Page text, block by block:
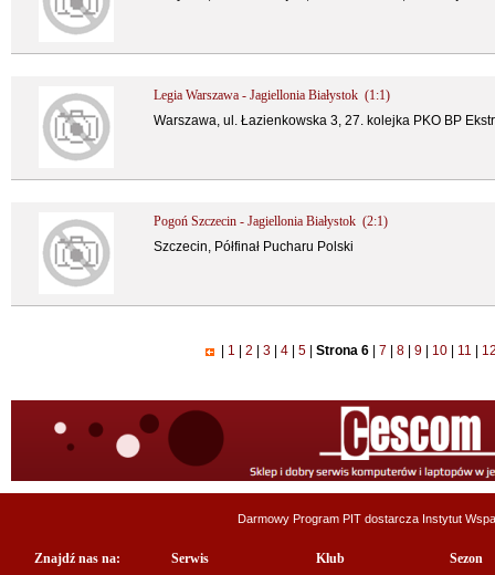
Legia Warszawa - Jagiellonia Białystok (1:1)
Warszawa, ul. Łazienkowska 3, 27. kolejka PKO BP
Pogoń Szczecin - Jagiellonia Białystok (2:1)
Szczecin, Półfinał Pucharu Polski
1 2 3 4 5 Strona 6 7 8 9 10 11
Darmowy Program PIT dostarcza Instytut
Znajdź nas na: Serwis Klub Sezon